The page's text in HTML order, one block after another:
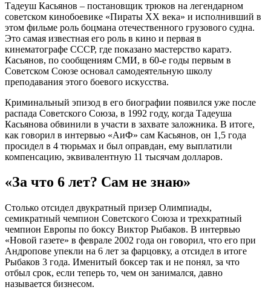
Тадеуш Касьянов – постановщик трюков на легендарном
советском кинобоевике «Пираты ХХ века» и исполнивший в
этом фильме роль боцмана отечественного грузового судна.
Это самая известная его роль в кино и первая в
кинематографе СССР, где показано мастерство каратэ.
Касьянов, по сообщениям СМИ, в 60-е годы первым в
Советском Союзе основал самодеятельную школу
преподавания этого боевого искусства.
Криминальный эпизод в его биографии появился уже после
распада Советского Союза, в 1992 году, когда Тадеуша
Касьянова обвинили в участи в захвате заложника. В итоге,
как говорил в интервью «АиФ» сам Касьянов, он 1,5 года
просидел в 4 тюрьмах и был оправдан, ему выплатили
компенсацию, эквивалентную 11 тысячам долларов.
«За что 6 лет? Сам не знаю»
Столько отсидел двукратный призер Олимпиады,
семикратный чемпион Советского Союза и трехкратный
чемпион Европы по боксу Виктор Рыбаков. В интервью
«Новой газете» в феврале 2002 года он говорил, что его при
Андропове упекли на 6 лет за фарцовку, а отсидел в итоге
Рыбаков 3 года. Именитый боксер так и не понял, за что
отбыл срок, если теперь то, чем он занимался, давно
называется бизнесом.